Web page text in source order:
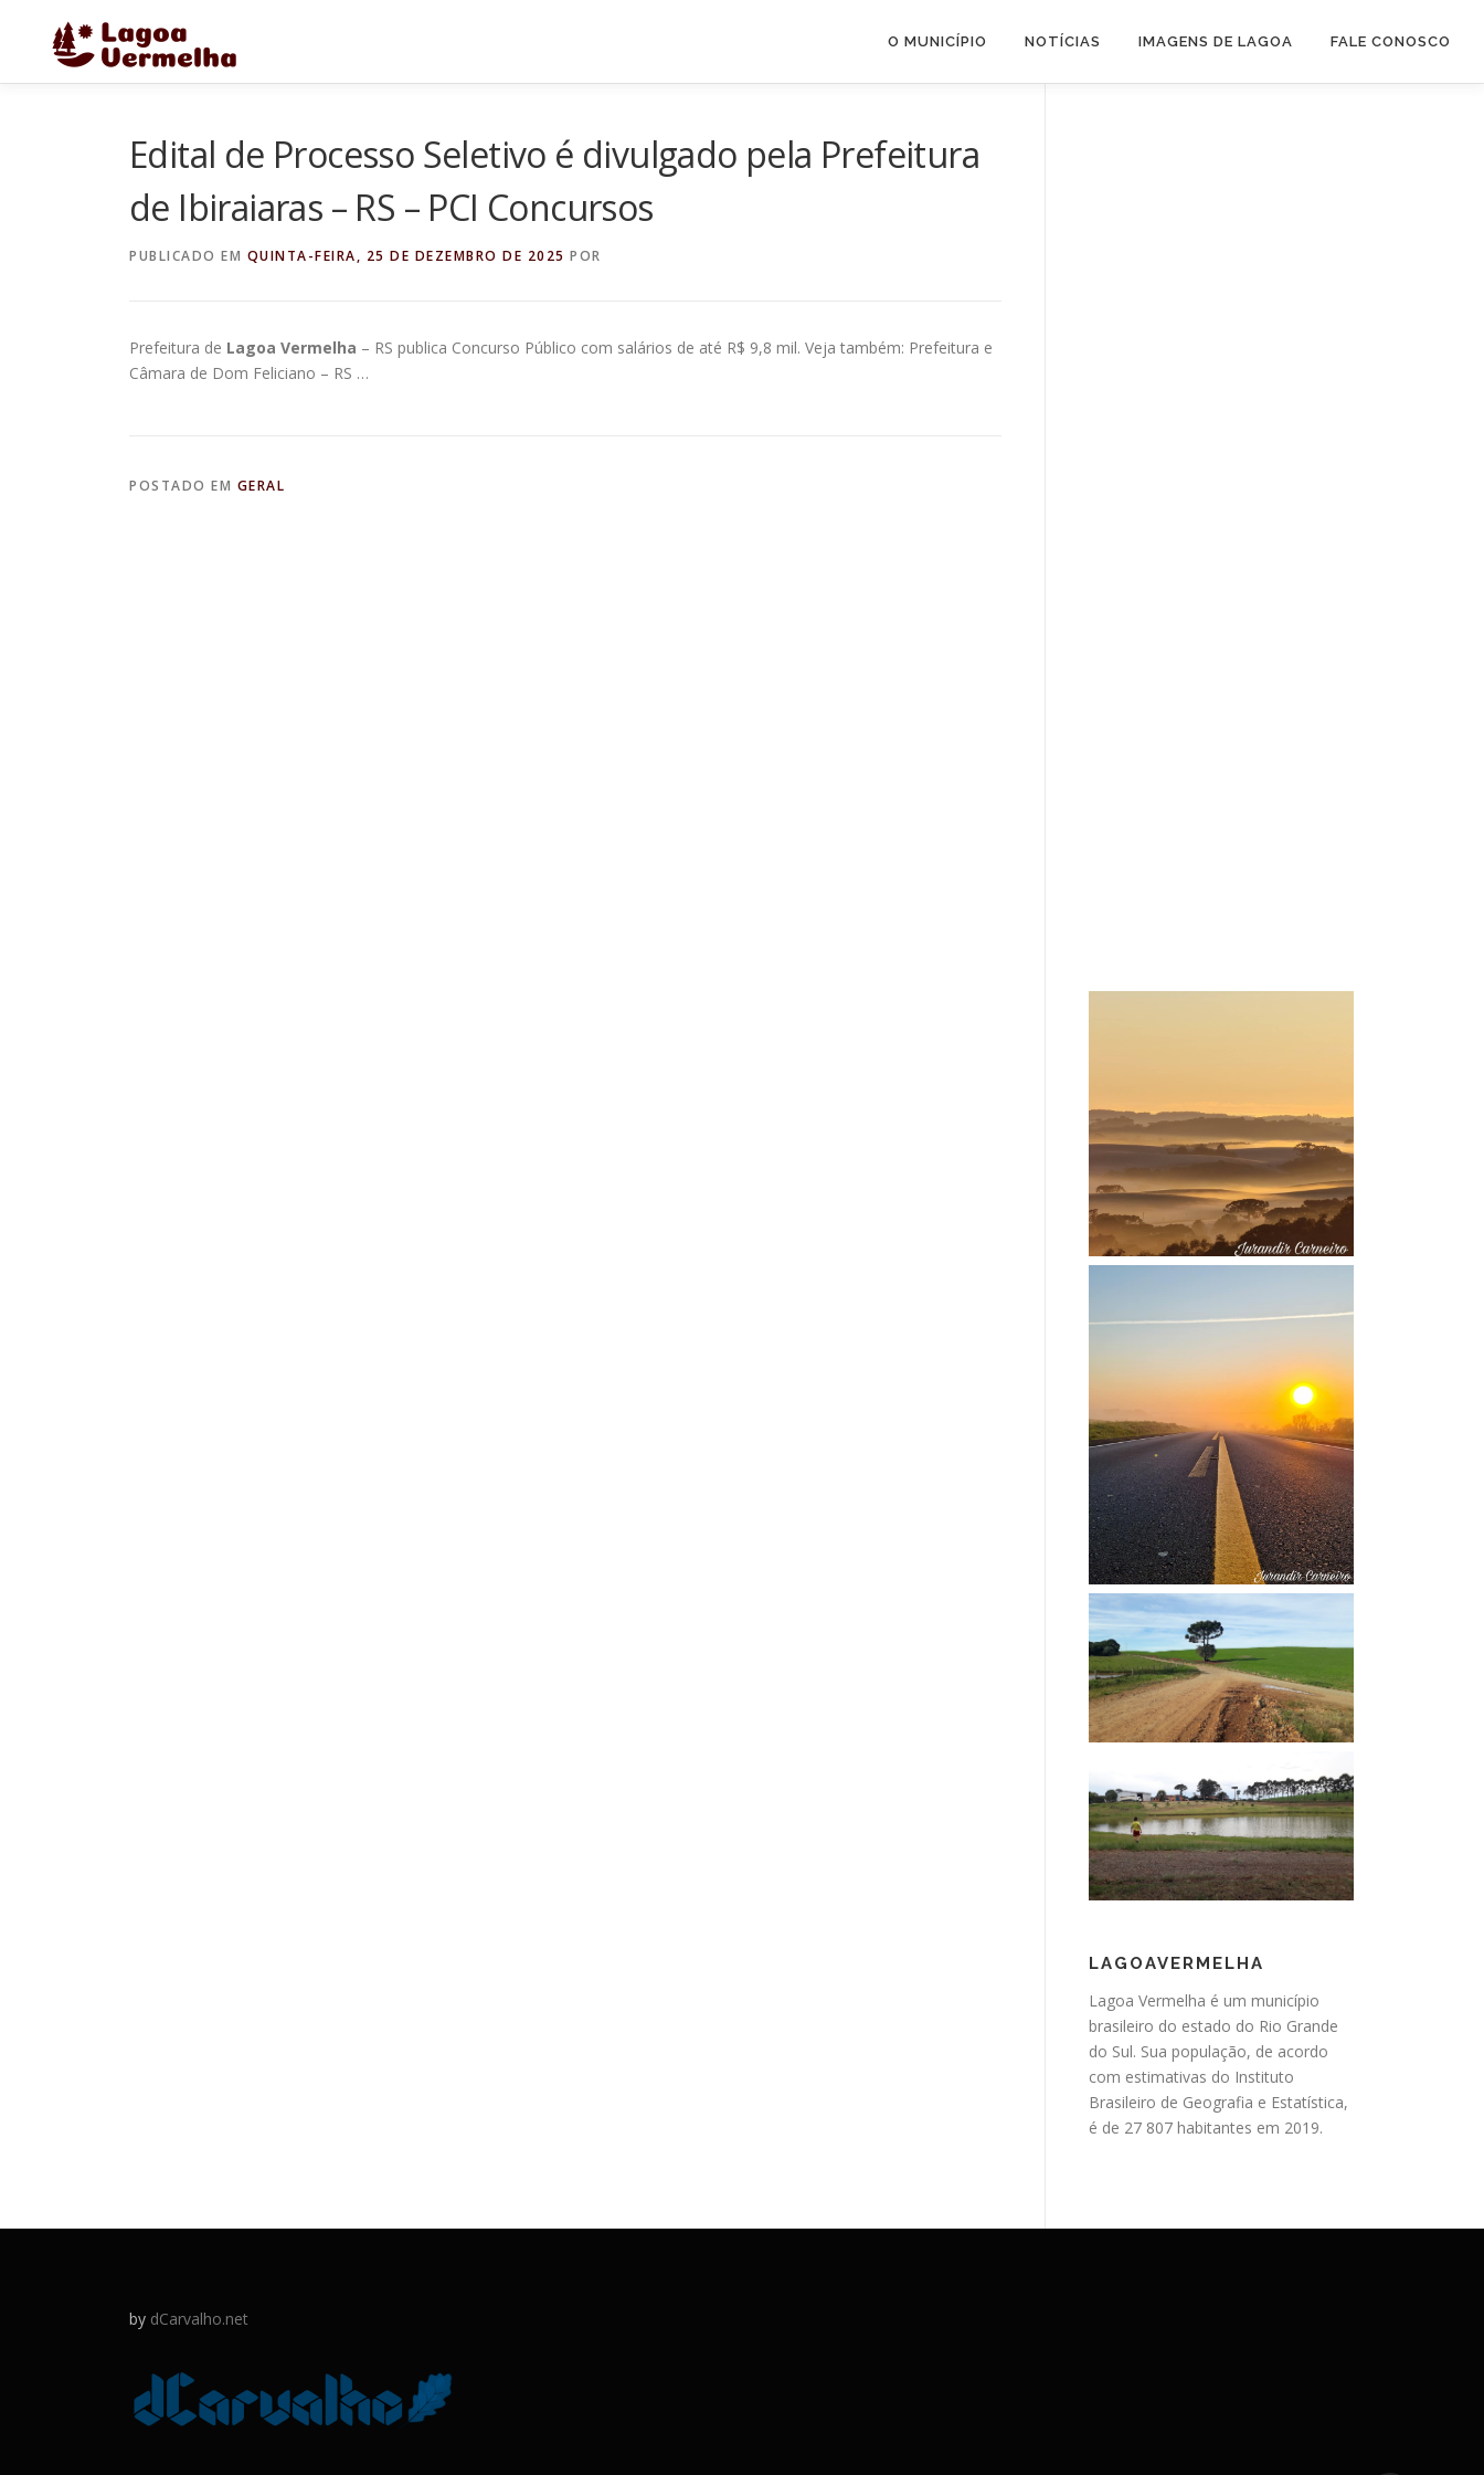
conteúdo
O MUNICÍPIO NOTÍCIAS IMAGENS DE LAGOA FALE CONOSCO
Edital de Processo Seletivo é divulgado pela Prefeitura
de Ibiraiaras – RS – PCI Concursos
PUBLICADO EM QUINTA-FEIRA, 25 DE DEZEMBRO DE 2025 POR
Prefeitura de Lagoa Vermelha – RS publica Concurso Público com salários de até R$ 9,8 mil. Veja também: Prefeitura e
Câmara de Dom Feliciano – RS …
POSTADO EM GERAL
LAGOAVERMELHA
Lagoa Vermelha é um município
brasileiro do estado do Rio Grande
do Sul. Sua população, de acordo
com estimativas do Instituto
Brasileiro de Geografia e Estatística,
é de 27 807 habitantes em 2019.
by dCarvalho.net